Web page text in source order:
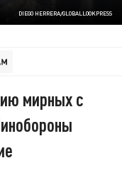
DIEGO HERRERA/GLOBALLOOKPRESS
мирных с